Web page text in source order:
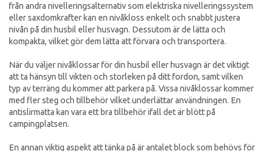
från andra nivelleringsalternativ som elektriska nivelleringssystem
eller saxdomkrafter kan en nivåkloss enkelt och snabbt justera
nivån på din husbil eller husvagn. Dessutom är de lätta och
kompakta, vilket gör dem lätta att förvara och transportera.
När du väljer nivåklossar för din husbil eller husvagn är det viktigt
att ta hänsyn till vikten och storleken på ditt fordon, samt vilken
typ av terräng du kommer att parkera på. Vissa nivåklossar kommer
med fler steg och tillbehör vilket underlättar användningen. En
antislirmatta kan vara ett bra tillbehör ifall det är blött på
campingplatsen.
En annan viktig aspekt att tänka på är antalet block som behövs för